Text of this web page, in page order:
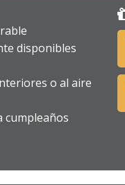
disponibles
o al aire
cumpleaños